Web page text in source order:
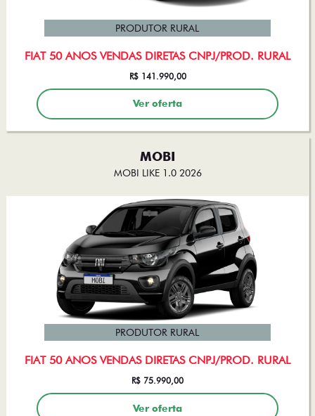
FIAT 50 ANOS VENDAS DIRETAS CNPJ/PROD. RURAL
PRODUTOR RURAL
R$ 141.990,00
Ver oferta
MOBI
MOBI LIKE 1.0 2026
FIAT 50 ANOS VENDAS DIRETAS CNPJ/PROD. RURAL
PRODUTOR RURAL
R$ 75.990,00
Ver oferta